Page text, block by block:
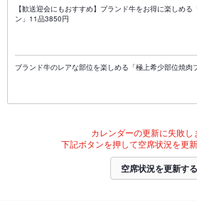
【歓送迎会にもおすすめ】ブランド牛をお得に楽しめ
ン」11品3850円
ブランド牛のレアな部位を楽しめる「極上希少部位焼肉
カレンダーの更新に失敗し
下記ボタンを押して空席状況を更新
空席状況を更新する